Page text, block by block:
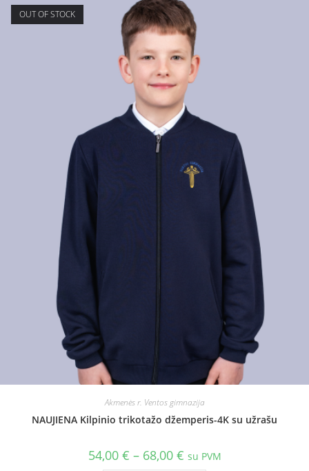
OUT OF STOCK
Akmenės r. Ventos gimnazija
NAUJIENA Kilpinio trikotažo džemperis-4K su užrašu
54,00 € – 68,00 € su PVM